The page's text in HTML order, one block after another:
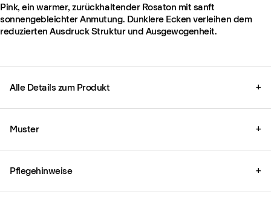
Pink, ein warmer, zurückhaltender Rosaton mit sanft
sonnengebleichter Anmutung. Dunklere Ecken verleihen dem
reduzierten Ausdruck Struktur und Ausgewogenheit.
Alle Details zum Produkt +
Muster +
Pflegehinweise +